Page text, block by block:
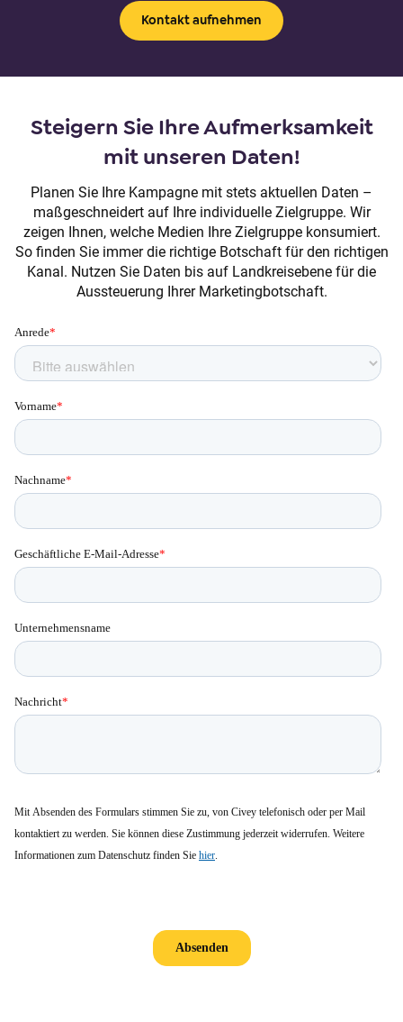
Kontakt aufnehmen
Steigern Sie Ihre Aufmerksamkeit
mit unseren Daten!
Planen Sie Ihre Kampagne mit stets aktuellen Daten –
maßgeschneidert auf Ihre individuelle Zielgruppe. Wir
zeigen Ihnen, welche Medien Ihre Zielgruppe konsumiert.
So finden Sie immer die richtige Botschaft für den richtigen
Kanal. Nutzen Sie Daten bis auf Landkreisebene für die
Aussteuerung Ihrer Marketingbotschaft.